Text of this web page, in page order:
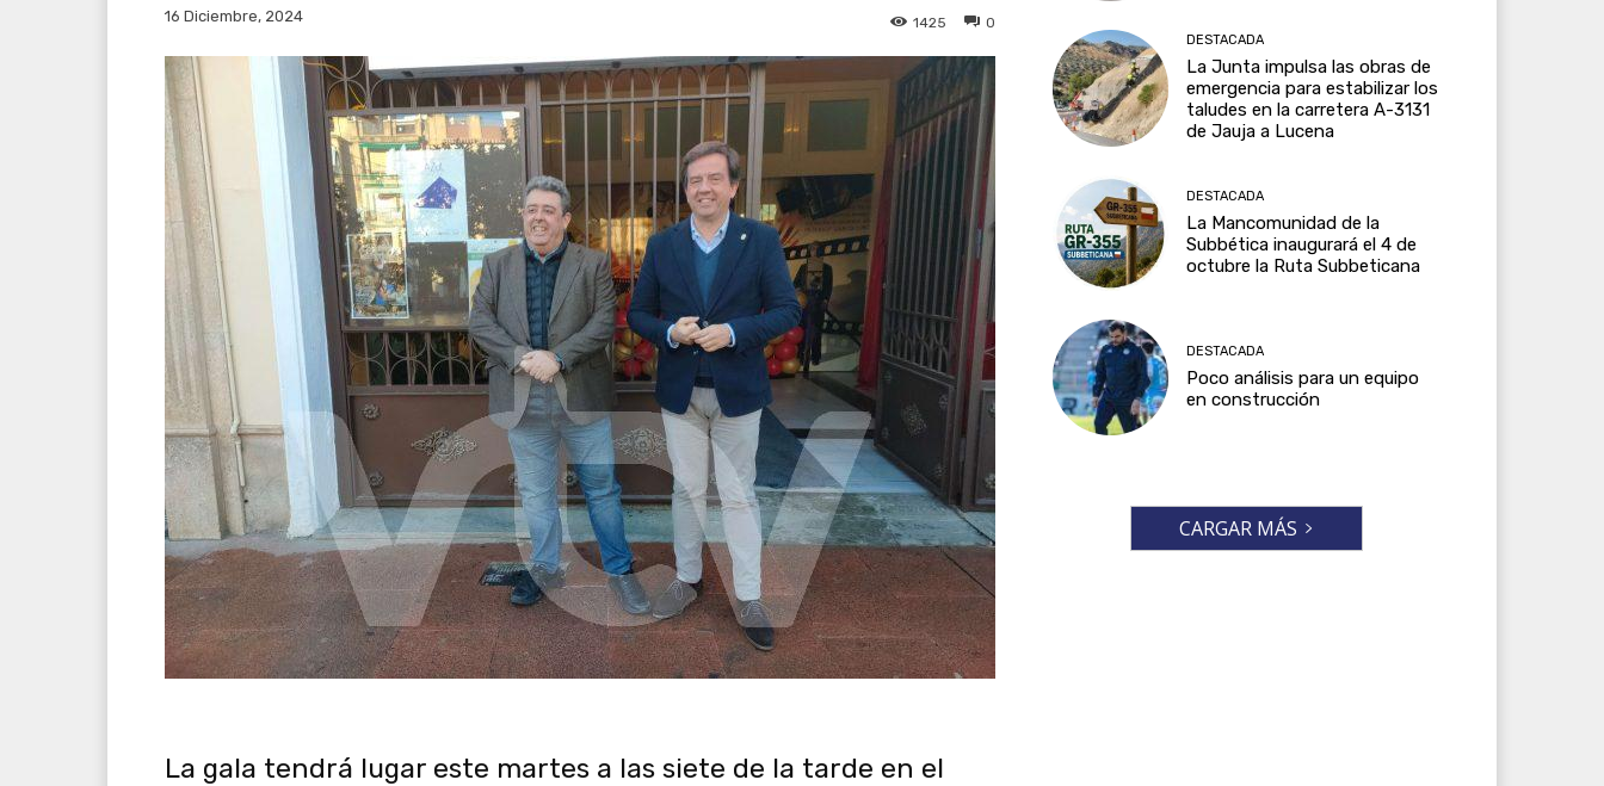
16 Diciembre, 2024 0
1425
La gala tendrá lugar este martes a las siete de la tarde en el
DESTACADA
La Junta impulsa las obras de
emergencia para estabilizar los
taludes en la carretera A-3131
de Jauja a Lucena
DESTACADA
La Mancomunidad de la
Subbética inaugurará el 4 de
octubre la Ruta Subbeticana
DESTACADA
Poco análisis para un equipo
en construcción
CARGAR MÁS